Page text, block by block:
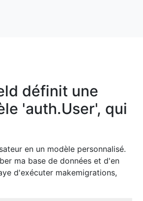
définit une
'auth.User', qui
en un modèle personnalisé.
ma base de données et d'en
d'exécuter makemigrations,